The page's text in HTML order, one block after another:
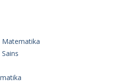
Matematika